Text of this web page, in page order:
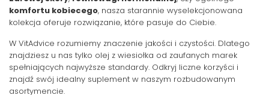
komfortu kobiecego, nasza starannie wyselekcjonowana
kolekcja oferuje rozwiązanie, które pasuje do Ciebie.
W VitAdvice rozumiemy znaczenie jakości i czystości. Dlatego
znajdziesz u nas tylko olej z wiesiołka od zaufanych marek
spełniających najwyższe standardy. Odkryj liczne korzyści i
znajdź swój idealny suplement w naszym rozbudowanym
asortymencie.